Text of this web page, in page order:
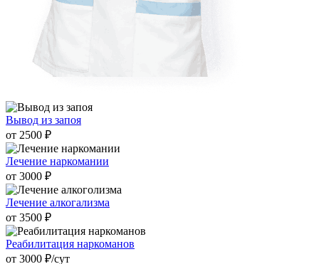
Вывод из запоя
от 2500 ₽
Лечение наркомании
от 3000 ₽
Лечение алкогализма
от 3500 ₽
Реабилитация наркоманов
от 3000 ₽/cут